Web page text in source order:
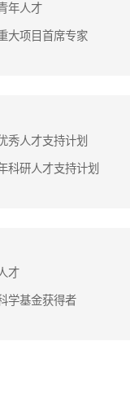
年人才
大项目首席专家
秀人才支持计划
科研人才支持计划
才
学基金获得者